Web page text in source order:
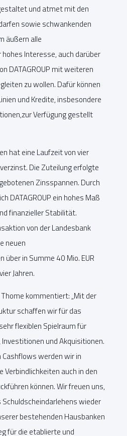
und atmet mit den
sowie schwankenden
äußern alle
Interesse, auch darüber
DATAGROUP mit weiteren
zu wollen. Dafür können
und Kredite, insbesondere
Verfügung gestellt
hat eine Laufzeit von vier
Die Zuteilung erfolgte
Zinsspannen. Durch
DATAGROUP ein hohes Maß
finanzieller Stabilität.
von der Landesbank
neuen
in Summe 40 Mio. EUR
Jahren.
Thome kommentiert: „Mit der
schaffen wir für das
flexiblen Spielraum für
und Akquisitionen.
werden wir in
auch in den
können. Wir freuen uns,
wieder
bestehenden Hausbanken
für die etablierte und